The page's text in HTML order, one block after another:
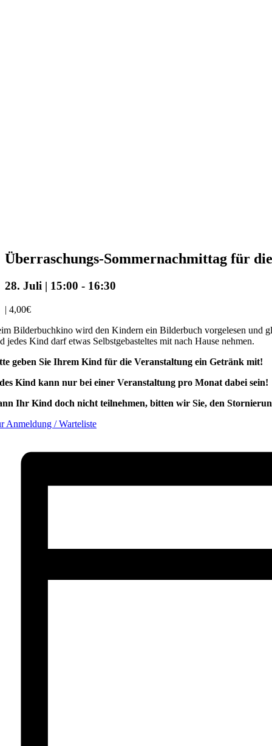
Überraschungs-Sommernachmittag für
28. Juli | 15:00 - 16:30
| 4,00€
Bilderbuchkino wird den Kindern ein Bilderbuch vorgelesen und
jedes Kind darf etwas Selbstgebasteltes mit nach Hause nehmen.
geben Sie Ihrem Kind für die Veranstaltung ein Getränk mit!
Kind kann nur bei einer Veranstaltung pro Monat dabei sein!
Ihr Kind doch nicht teilnehmen, bitten wir Sie, den
Anmeldung / Warteliste